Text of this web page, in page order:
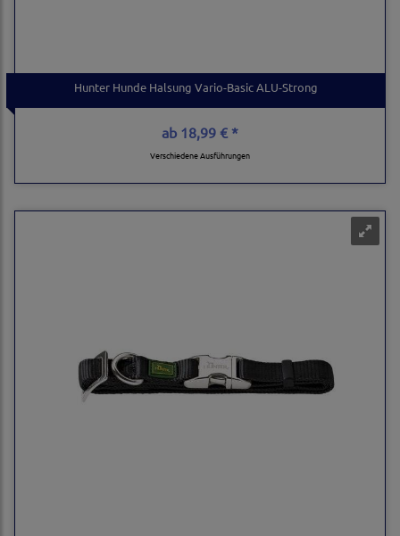
Hunter Hunde Halsung Vario-Basic ALU-Strong
ab 18,99 € *
Verschiedene Ausführungen